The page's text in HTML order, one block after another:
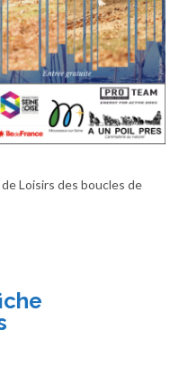
de Loisirs des boucles de